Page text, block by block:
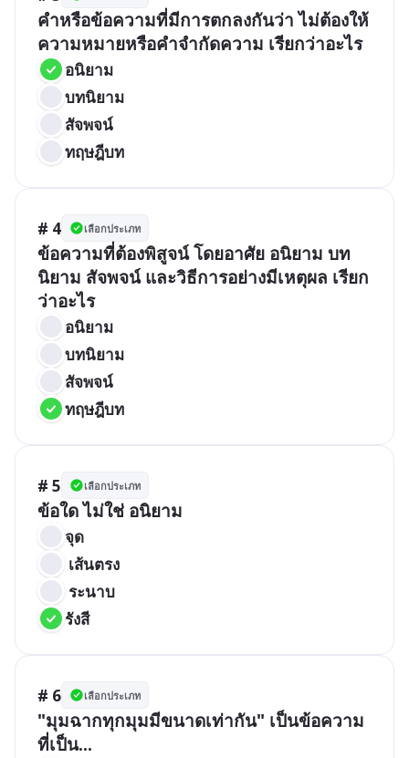
คำหรือข้อความที่มีการตกลงกันว่า ไม่ต้องให้
ความหมายหรือคำจำกัดความ เรียกว่าอะไร
อนิยาม
บทนิยาม
สัจพจน์
ทฤษฎีบท
# 4 เลือกประเภท
ข้อความที่ต้องพิสูจน์ โดยอาศัย อนิยาม บท
นิยาม สัจพจน์ และวิธีการอย่างมีเหตุผล เรียก
ว่าอะไร
อนิยาม
บทนิยาม
สัจพจน์
ทฤษฎีบท
# 5 เลือกประเภท
ข้อใด ไม่ใช่ อนิยาม
จุด
เส้นตรง
ระนาบ
รังสี
# 6 เลือกประเภท
"มุมฉากทุกมุมมีขนาดเท่ากัน" เป็นข้อความ
ที่เป็น...